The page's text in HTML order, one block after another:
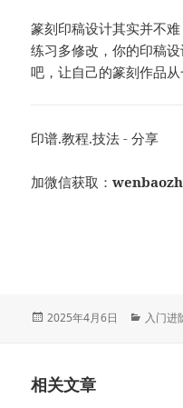
篆刻印稿设计其实并不
练习多修改，你的印稿
吧，让自己的篆刻作品
印谱.教程.技法 - 分享
加微信获取：
发
2025年4月6日
分
入门进
相关文章